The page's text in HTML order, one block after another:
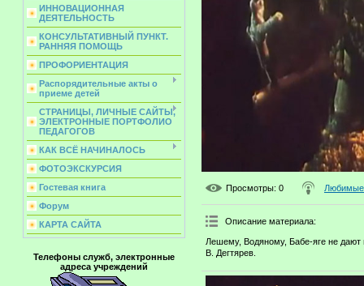
ИННОВАЦИОННАЯ
ДЕЯТЕЛЬНОСТЬ
КОНСУЛЬТАТИВНЫЙ ПУНКТ.
РАННЯЯ ПОМОЩЬ
ПРОФОРИЕНТАЦИЯ
Распорядительные акты о
приеме детей
СТРАНИЦЫ, ЛИЧНЫЕ САЙТЫ,
ЭЛЕКТРОННЫЕ ПОРТФОЛИО
ПЕДАГОГОВ
КАК ВСЁ НАЧИНАЛОСЬ
ФОТОЭКСКУРСИЯ
Гостевая книга
Форум
КАРТА САЙТА
Телефоны служб, электронные
адреса учреждений
Просмотры: 0 Любимые
Описание материала:
Лешему, Водяному, Бабе-яге не дают
В. Дегтярев.